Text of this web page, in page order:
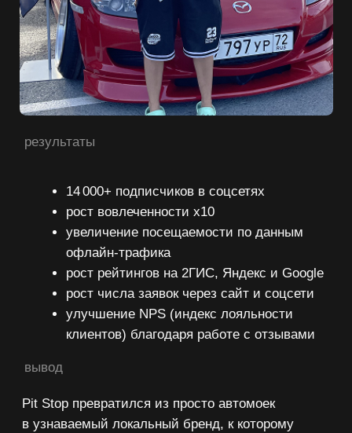
Соглашаюсь с
политикой обработки персональных
данных
ОТПРАВИТЬ
Instagram*
YouTube
Telegram
VK
Маркетинг